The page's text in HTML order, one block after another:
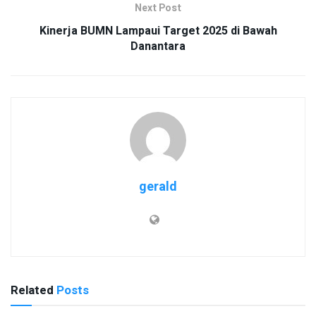
Next Post
Kinerja BUMN Lampaui Target 2025 di Bawah
Danantara
gerald
Related Posts